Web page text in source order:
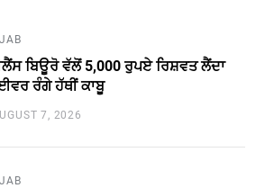
ਬਿਊਰੋ ਵੱਲੋਂ 5,000 ਰੁਪਏ ਰਿਸ਼ਵਤ ਲੈਂਦਾ
ਰੰਗੇ ਹੱਥੀਂ ਕਾਬੂ
7, 2026